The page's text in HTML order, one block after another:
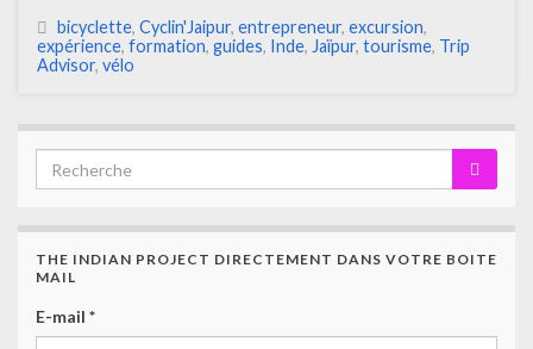
bicyclette, Cyclin'Jaipur, entrepreneur, excursion,
expérience, formation, guides, Inde, Jaïpur, tourisme, Trip
Advisor, vélo
THE INDIAN PROJECT DIRECTEMENT DANS VOTRE BOITE
MAIL
E-mail *